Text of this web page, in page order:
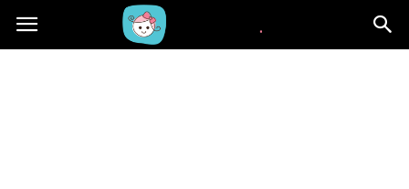
Beblaki.pl